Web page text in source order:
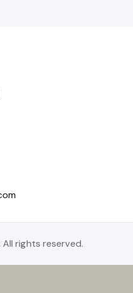
rights reserved.